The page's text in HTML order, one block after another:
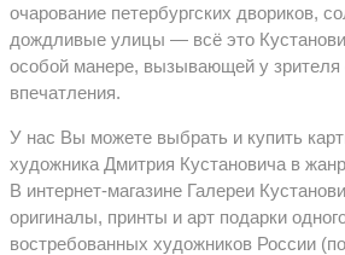
очарование петербургских двориков,
дождливые улицы — всё это
особой манере, вызывающей у
впечатления.
У нас Вы можете выбрать и купить
художника Дмитрия Кустановича в
В интернет-магазине Галереи
оригиналы, принты и арт подарки
востребованных художников России